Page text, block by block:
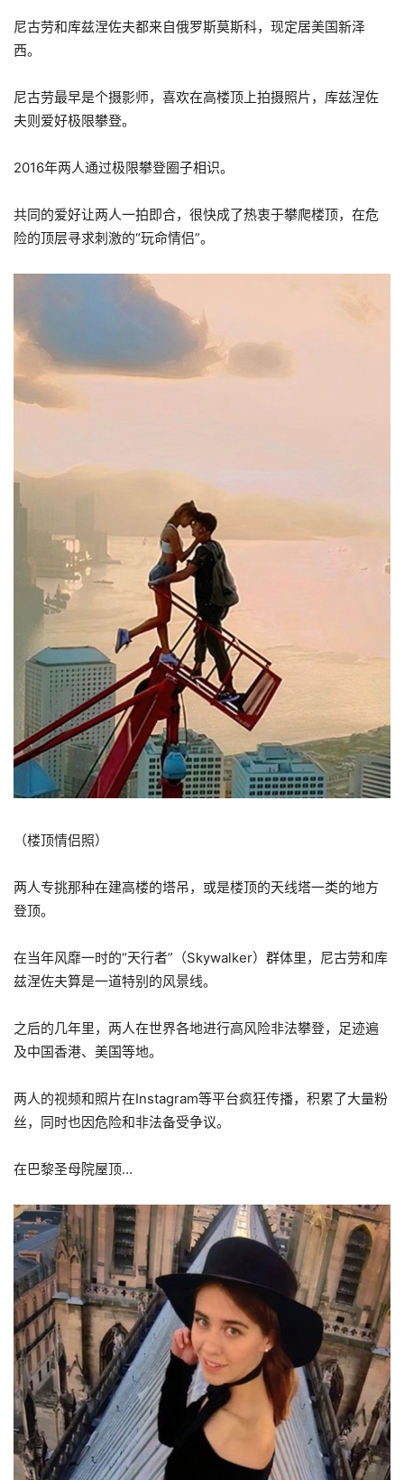
尼古劳和库兹涅佐夫都来自俄罗斯莫斯科，现定居美国新泽
西。
尼古劳最早是个摄影师，喜欢在高楼顶上拍摄照片，库兹涅佐
夫则爱好极限攀登。
2016年两人通过极限攀登圈子相识。
共同的爱好让两人一拍即合，很快成了热衷于攀爬楼顶，在危
险的顶层寻求刺激的“玩命情侣”。
（楼顶情侣照）
两人专挑那种在建高楼的塔吊，或是楼顶的天线塔一类的地方
登顶。
在当年风靡一时的“天行者”（Skywalker）群体里，尼古劳和库
兹涅佐夫算是一道特别的风景线。
之后的几年里，两人在世界各地进行高风险非法攀登，足迹遍
及中国香港、美国等地。
两人的视频和照片在Instagram等平台疯狂传播，积累了大量粉
丝，同时也因危险和非法备受争议。
在巴黎圣母院屋顶…